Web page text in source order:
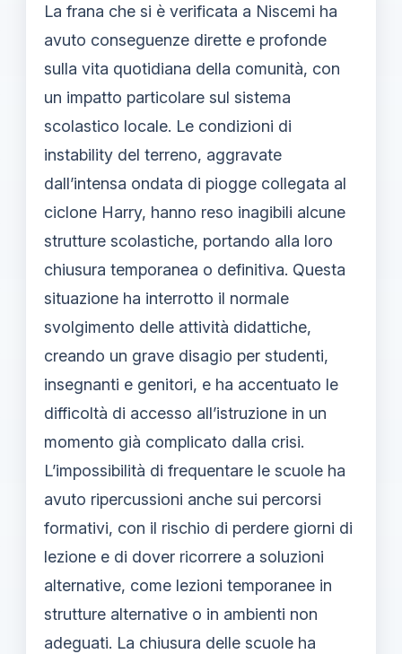
La frana che si è verificata a Niscemi ha
avuto conseguenze dirette e profonde
sulla vita quotidiana della comunità, con
un impatto particolare sul sistema
scolastico locale. Le condizioni di
instability del terreno, aggravate
dall’intensa ondata di piogge collegata al
ciclone Harry, hanno reso inagibili alcune
strutture scolastiche, portando alla loro
chiusura temporanea o definitiva. Questa
situazione ha interrotto il normale
svolgimento delle attività didattiche,
creando un grave disagio per studenti,
insegnanti e genitori, e ha accentuato le
difficoltà di accesso all’istruzione in un
momento già complicato dalla crisi.
L’impossibilità di frequentare le scuole ha
avuto ripercussioni anche sui percorsi
formativi, con il rischio di perdere giorni di
lezione e di dover ricorrere a soluzioni
alternative, come lezioni temporanee in
strutture alternative o in ambienti non
adeguati. La chiusura delle scuole ha